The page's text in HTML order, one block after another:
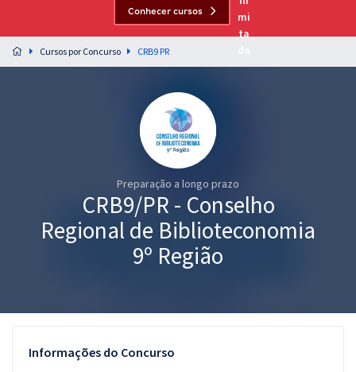
Preparação completa e intensiva para as principais
residências em saúde do Brasil
Graduação
Conhecer cursos
Cursos por Concurso CRB9 PR
Preparação a longo prazo
CRB9/PR - Conselho
Regional de Biblioteconomia
9º Região
Informações do Concurso